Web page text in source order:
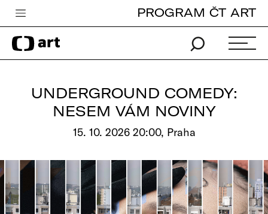
Česká televize
Zpravodajství
Vše o ČT
PROGRAM ČT ART
UNDERGROUND COMEDY:
NESEM VÁM NOVINY
15. 10. 2026 20:00, Praha